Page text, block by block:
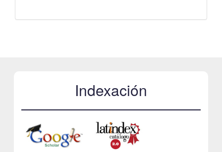
Indexación